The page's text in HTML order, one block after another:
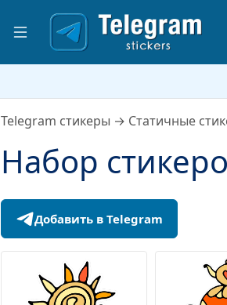
Telegram стикеры → Статичные
Набор
Добавить в Telegram